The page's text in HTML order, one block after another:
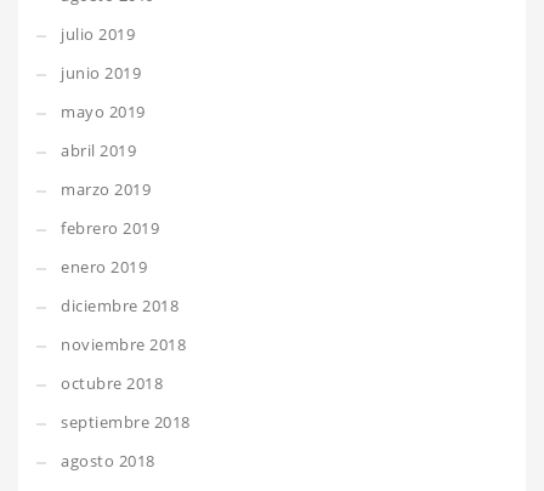
julio 2019
junio 2019
mayo 2019
abril 2019
marzo 2019
febrero 2019
enero 2019
diciembre 2018
noviembre 2018
octubre 2018
septiembre 2018
agosto 2018